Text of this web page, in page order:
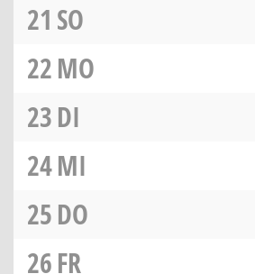
21 SO
22MO
23DI
24MI
25DO
26FR